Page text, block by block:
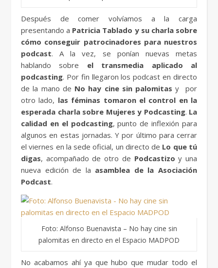
Después de comer volvíamos a la carga
presentando a Patricia Tablado y su charla sobre
cómo conseguir patrocinadores para nuestros
podcast. A la vez, se ponían nuevas metas
hablando sobre el transmedia aplicado al
podcasting. Por fin llegaron los podcast en directo
de la mano de No hay cine sin palomitas y
por
otro lado, las féminas tomaron el control en la
esperada charla sobre Mujeres y Podcasting. La
calidad en el podcasting, punto de inflexión para
algunos en estas jornadas. Y por último para cerrar
el viernes en la sede oficial, un directo de Lo que tú
digas, acompañado de otro de Podcastizo y una
nueva edición de la asamblea de la Asociación
Podcast.
Foto: Alfonso Buenavista – No hay cine sin
palomitas en directo en el Espacio MADPOD
No acabamos ahí ya que hubo que mudar todo el